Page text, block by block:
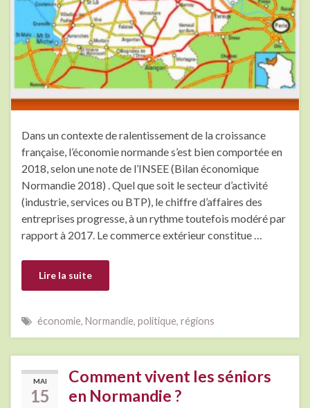
Dans un contexte de ralentissement de la croissance
française, l’économie normande s’est bien comportée en
2018, selon une note de l’INSEE (Bilan économique
Normandie 2018) . Quel que soit le secteur d’activité
(industrie, services ou BTP), le chiffre d’affaires des
entreprises progresse, à un rythme toutefois modéré par
rapport à 2017. Le commerce extérieur constitue …
Lire la suite
économie, Normandie, politique, régions
MAI
15
Comment vivent les séniors
en Normandie ?